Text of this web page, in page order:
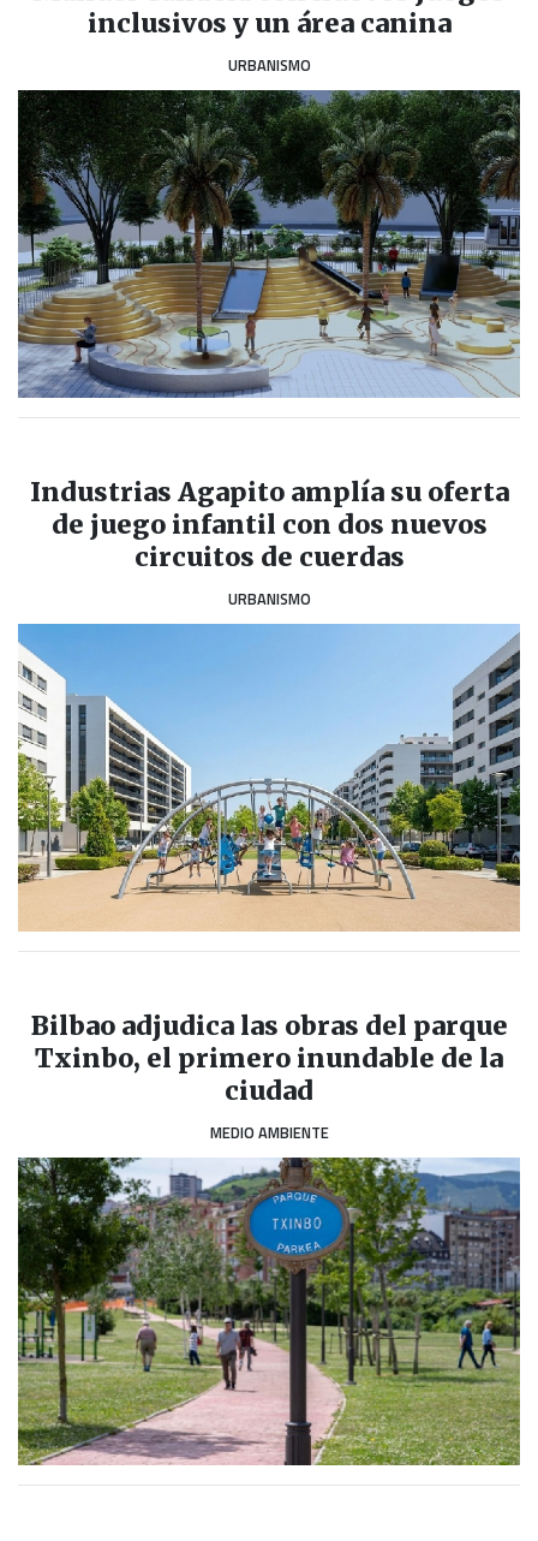
inclusivos y un área canina
URBANISMO
Industrias Agapito amplía su oferta
de juego infantil con dos nuevos
circuitos de cuerdas
URBANISMO
Bilbao adjudica las obras del parque
Txinbo, el primero inundable de la
ciudad
MEDIO AMBIENTE